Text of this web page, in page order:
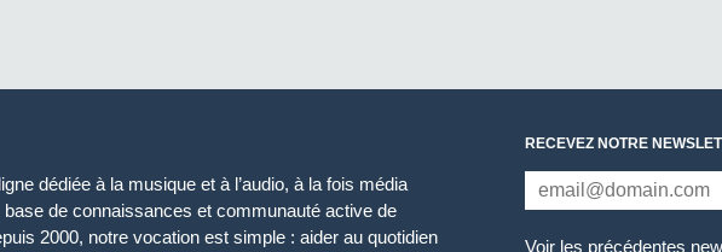
dédiée à la musique et à l’audio, à la fois média
de connaissances et communauté active de
2000, notre vocation est simple : aider au quotidien
RECEVEZ NOTRE
Voir les précédentes